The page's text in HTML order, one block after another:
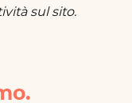
sul sito.